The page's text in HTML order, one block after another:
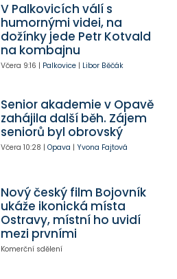
V Palkovicích válí s
humornými videi, na
dožínky jede Petr Kotvald
na kombajnu
Včera 9:16 | Palkovice| Libor Běčák
Senior akademie v Opavě
zahájila další běh. Zájem
seniorů byl obrovský
Včera 10:28 | Opava | Yvona Fajtová
Nový český film Bojovník
ukáže ikonická místa
Ostravy, místní ho uvidí
mezi prvními
Komerční sdělení